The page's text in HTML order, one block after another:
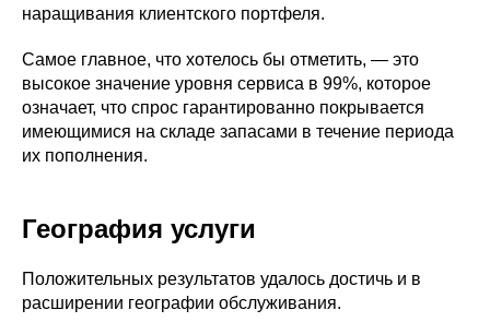
наращивания клиентского портфеля.
Самое главное, что хотелось бы отметить, — это
высокое значение уровня сервиса в 99%, которое
означает, что спрос гарантированно покрывается
имеющимися на складе запасами в течение периода
их пополнения.
География услуги
Положительных результатов удалось достичь и в
расширении географии обслуживания.